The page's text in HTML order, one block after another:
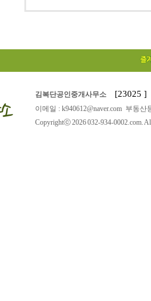
김복단공인중개사무소 [23025 ]
이메일 : k940612@naver.com 부동
Copyrightⓒ 2026 032-934-0002.com.